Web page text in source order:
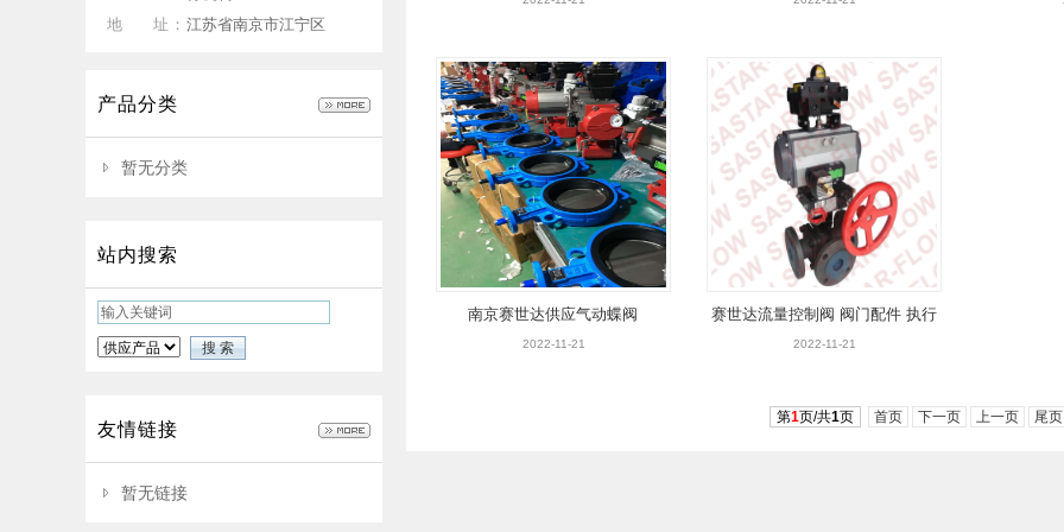
地 址： 江苏省南京市江宁区
产品分类
暂无分类
站内搜索
友情链接
暂无链接
南京赛世达供应气动蝶阀
2022-11-21
赛世达流量控制阀 阀门配件 执行
机构
2022-11-21
第1页/共1页 首页 下一页 上一页 尾页